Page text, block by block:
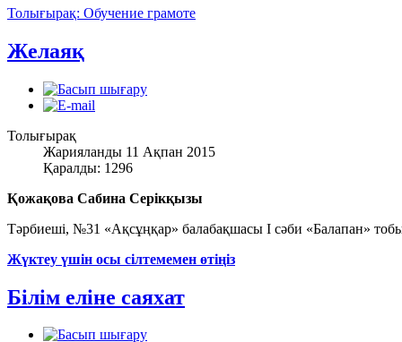
Толығырақ: Обучение грамоте
Желаяқ
Толығырақ
Жарияланды 11 Ақпан 2015
Қаралды: 1296
Қожақова Сабина Серікқызы
Тәрбиеші, №31 «Ақсұңқар» балабақшасы І сәби «Балапан»
Жүктеу үшін осы сілтемемен өтіңіз
Білім еліне саяхат